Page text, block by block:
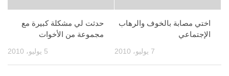
حدثت لي مشكلة كبيرة مع
مجموعة من الأخوات
5 يوليو، 2010
اختي مصابة بالخوف والرهاب
الإجتماعي
7 يوليو، 2010